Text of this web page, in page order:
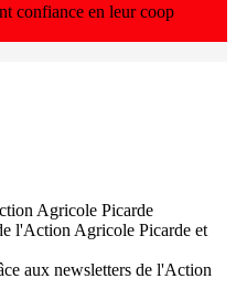
confiance en leur coop
Agricole Picarde
l'Action Agricole Picarde et
aux newsletters de l'Action